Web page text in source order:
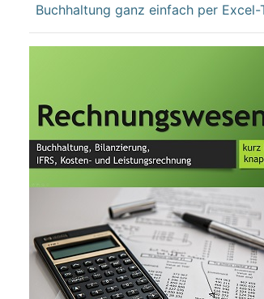
Buchhaltung ganz einfach per Excel-